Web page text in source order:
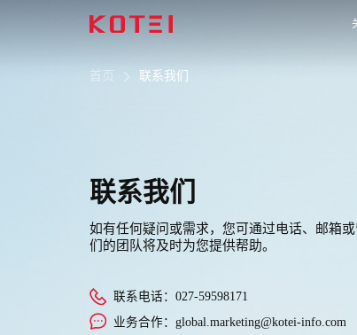
联系我们
如有任何疑问或需求，您可通过电话、邮箱
们的团队将及时为您提供帮助。
联系电话：027-59598171
业务合作：global.marketing@kotei-info.com
首页 联系我们